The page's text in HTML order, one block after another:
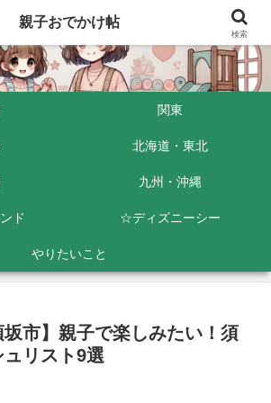
関東
北海道・東北
九州・沖縄
ド ☆ディズニーシー
やりたいこと
坂市】親子で楽しみたい！須
リスト9選
親子おでかけ帖
検索